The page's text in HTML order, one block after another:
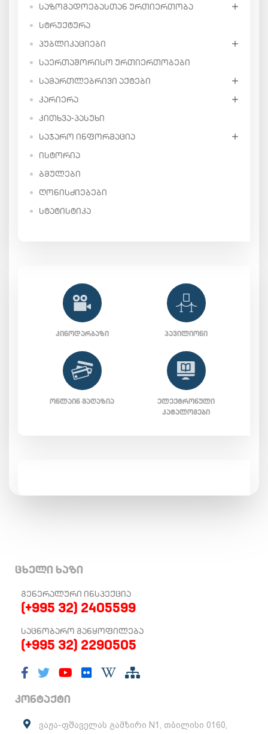
ᲡᲐᲖᲝᲒᲐᲓᲝᲔᲑᲐᲡᲗᲐᲜ ᲣᲠᲗᲘᲔᲠᲗᲝᲑᲐ
ᲡᲢᲠᲣᲥᲢᲣᲠᲐ
ᲞᲣᲑᲚᲘᲙᲐᲪᲘᲔᲑᲘ
ᲡᲐᲔᲠᲗᲐᲨᲝᲠᲘᲡᲝ ᲣᲠᲗᲘᲔᲠᲗᲝᲑᲔᲑᲘ
ᲡᲐᲛᲐᲠᲗᲚᲔᲑᲠᲘᲕᲘ ᲐᲥᲢᲔᲑᲘ
ᲙᲐᲠᲘᲔᲠᲐ
ᲙᲘᲗᲮᲕᲐ-ᲞᲐᲡᲣᲮᲘ
ᲡᲐᲯᲐᲠᲝ ᲘᲜᲤᲝᲠᲛᲐᲪᲘᲐ
ᲘᲡᲢᲝᲠᲘᲐ
ᲑᲛᲣᲚᲔᲑᲘ
ᲦᲝᲜᲘᲡᲫᲘᲔᲑᲔᲑᲘ
ᲡᲢᲐᲢᲘᲡᲢᲘᲙᲐ
ᲙᲘᲜᲝᲓᲐᲠᲑᲐᲖᲘ ᲞᲐᲕᲘᲚᲘᲝᲜᲘ
ᲝᲜᲚᲐᲘᲜ ᲛᲐᲦᲐᲖᲘᲐ
ᲔᲚᲔᲥᲢᲠᲝᲜᲣᲚᲘ
ᲙᲐᲢᲐᲚᲝᲒᲔᲑᲘ
ცხელი ხაზი
ᲒᲔᲜᲔᲠᲐᲚᲣᲠᲘ ᲘᲜᲡᲞᲔᲥᲪᲘᲐ
(+995 32) 2405599
ᲡᲐᲪᲜᲝᲑᲐᲠᲝ ᲒᲐᲜᲧᲝᲤᲘᲚᲔᲑᲐ
(+995 32) 2290505
კონტაქტი
ვაჟა-ფშაველას გამზირი N1, თბილისი 0160,